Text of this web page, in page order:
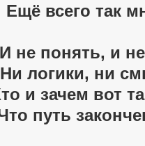
Ещё всего так
И не понять, и
Ни логики, ни
и зачем вот
путь